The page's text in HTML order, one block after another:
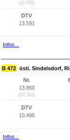
(13.761)
DTV
13.591
Infos...
B 472 östl. Sindelsdorf,
Nr.
13.860
(13.762)
DTV
10.495
Infos...